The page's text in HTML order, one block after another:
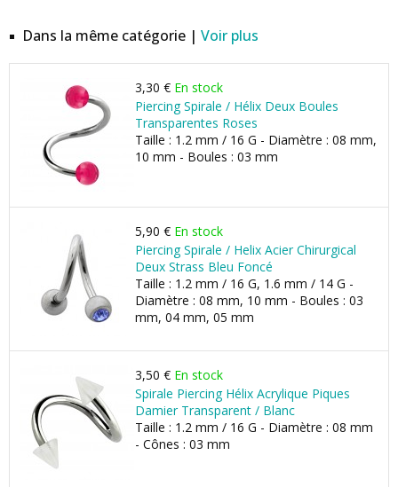
Dans la même catégorie | Voir plus
3,30 € En stock
Piercing Spirale / Hélix Deux Boules
Transparentes Roses
Taille : 1.2 mm / 16 G - Diamètre : 08 mm,
10 mm - Boules : 03 mm
5,90 € En stock
Piercing Spirale / Helix Acier Chirurgical
Deux Strass Bleu Foncé
Taille : 1.2 mm / 16 G, 1.6 mm / 14 G -
Diamètre : 08 mm, 10 mm - Boules : 03
mm, 04 mm, 05 mm
3,50 € En stock
Spirale Piercing Hélix Acrylique Piques
Damier Transparent / Blanc
Taille : 1.2 mm / 16 G - Diamètre : 08 mm
- Cônes : 03 mm